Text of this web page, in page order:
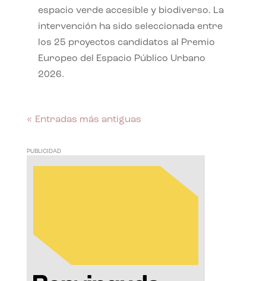
espacio verde accesible y biodiverso. La
intervención ha sido seleccionada entre
los 25 proyectos candidatos al Premio
Europeo del Espacio Público Urbano
2026.
« Entradas más antiguas
PUBLICIDAD